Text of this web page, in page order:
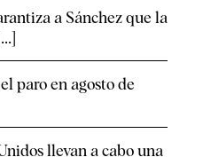
a Sánchez que la
paro en agosto de
llevan a cabo una